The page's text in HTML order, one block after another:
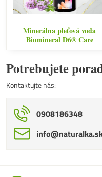
Minerálna pleťová voda
Biomineral D6® Care
Potrebujete
Kontaktujte nás:
0908186348